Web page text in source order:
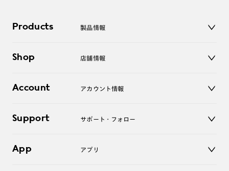
Products 製品情報
サングラス
コンタクトレンズ
アクセサリー
Shop 店舗情報
オンラインショップ
Account アカウント情報
ログアウト
Support サポート・フォロー
よくあるご質問
App アプリ